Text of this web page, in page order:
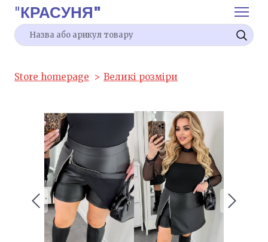
"КРАСУНЯ"
Store homepage Великі розміри